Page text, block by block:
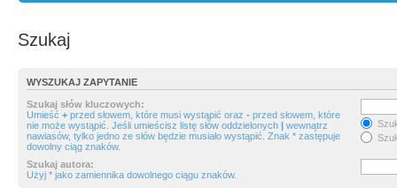
Szukaj
WYSZUKAJ ZAPYTANIE
Szukaj słów kluczowych:
Umieść + przed słowem, które musi wystąpić oraz - przed słowem, które
nie może wystąpić. Jeśli umieścisz listę słów oddzielonych | wewnątrz
nawiasów, tylko jedno ze słów będzie musiało wystąpić. Znak * zastępuje
dowolny ciąg znaków.
Szukaj autora:
Użyj * jako zamiennika dowolnego ciągu znaków.